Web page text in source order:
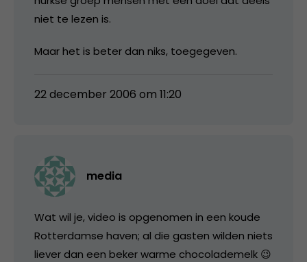
niet te lezen is.
Maar het is beter dan niks, toegegeven.
22 december 2006 om 11:20
media
Wat wil je, video is opgenomen in een koude
Rotterdamse haven; al die gasten wilden niets
liever dan een beker warme chocolademelk 😉